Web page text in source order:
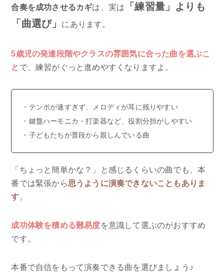
合奏を成功させるカギは、実は
「練習量」よりも
「曲選び」
にあります。
5歳児の発達段階やクラスの雰囲気に合った曲を選ぶこ
と で、練習がぐっと進めやすくなりますよ。
テンポが速すぎず、メロディが耳に残りやすい
鍵盤ハーモニカ・打楽器など、役割分担がしやすい
子どもたちが普段から親しんでいる曲
「ちょっと簡単かな？」と感じるくらいの曲でも、本
番では緊張から思うように演奏できないこともありま
す。
成功体験を積める難易度を意識して選ぶのがおすすめ
です。
本番で自信をもって演奏できる曲を選びましょう♪